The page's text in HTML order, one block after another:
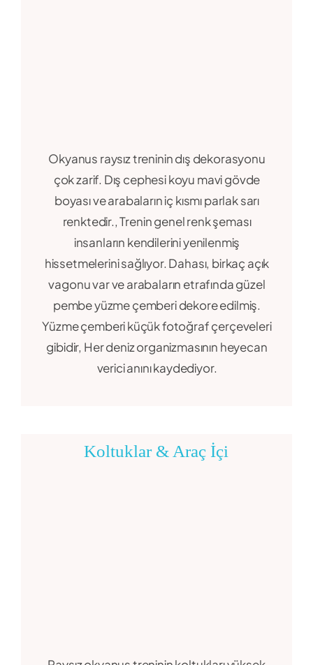
Okyanus raysız treninin dış dekorasyonu
çok zarif. Dış cephesi koyu mavi gövde
boyası ve arabaların iç kısmı parlak sarı
renktedir., Trenin genel renk şeması
insanların kendilerini yenilenmiş
hissetmelerini sağlıyor. Dahası, birkaç açık
vagonu var ve arabaların etrafında güzel
pembe yüzme çemberi dekore edilmiş.
Yüzme çemberi küçük fotoğraf çerçeveleri
gibidir, Her deniz organizmasının heyecan
verici anını kaydediyor.
Koltuklar & Araç İçi